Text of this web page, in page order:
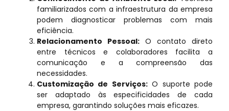
familiarizados com a infraestrutura da empresa
podem diagnosticar problemas com mais
eficiência.
Relacionamento Pessoal: O contato direto
entre técnicos e colaboradores facilita a
comunicação e a compreensão das
necessidades.
Customização de Serviços:O suporte pode
ser adaptado às especificidades de cada
empresa, garantindo soluções mais eficazes.